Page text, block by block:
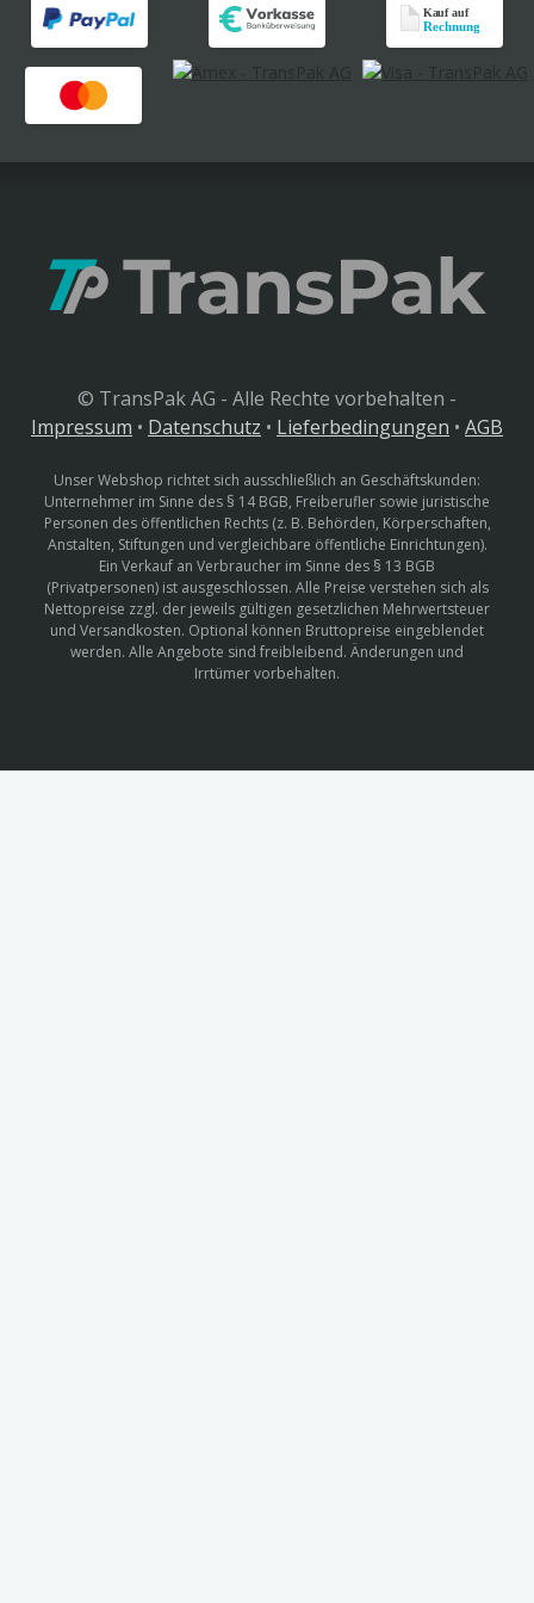
© TransPak AG - Alle Rechte vorbehalten -
Impressum • Datenschutz • Lieferbedingungen • AGB
Unser Webshop richtet sich ausschließlich an Geschäftskunden:
Unternehmer im Sinne des § 14 BGB, Freiberufler sowie juristische
Personen des öffentlichen Rechts (z. B. Behörden, Körperschaften,
Anstalten, Stiftungen und vergleichbare öffentliche Einrichtungen).
Ein Verkauf an Verbraucher im Sinne des § 13 BGB
(Privatpersonen) ist ausgeschlossen. Alle Preise verstehen sich als
Nettopreise zzgl. der jeweils gültigen gesetzlichen Mehrwertsteuer
und Versandkosten. Optional können Bruttopreise eingeblendet
werden. Alle Angebote sind freibleibend. Änderungen und
Irrtümer vorbehalten.